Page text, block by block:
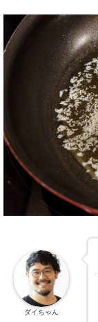
ダイちゃん